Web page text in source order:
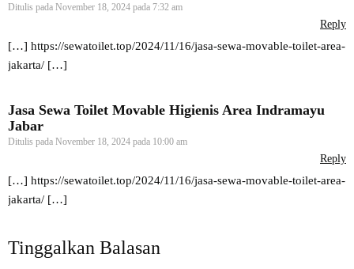
Ditulis pada November 18, 2024 pada 7:32 am
Reply
[…] https://sewatoilet.top/2024/11/16/jasa-sewa-movable-toilet-area-
jakarta/ […]
Jasa Sewa Toilet Movable Higienis Area Indramayu
Jabar
Ditulis pada November 18, 2024 pada 10:00 am
Reply
[…] https://sewatoilet.top/2024/11/16/jasa-sewa-movable-toilet-area-
jakarta/ […]
Tinggalkan Balasan